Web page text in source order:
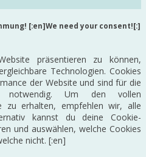
[:en]We need your consent![:]
präsentieren zu können,
Technologien. Cookies
der Website und sind für die
notwendig. Um den vollen
zu erhalten, empfehlen wir, alle
kannst du deine Cookie-
und auswählen, welche Cookies
nicht. [:en]